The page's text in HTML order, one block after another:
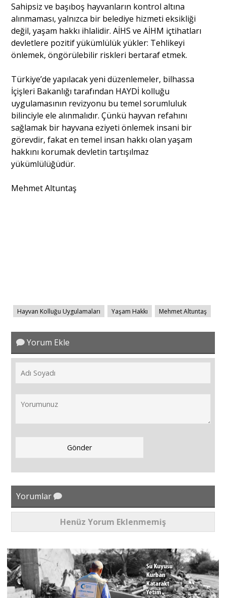
Sahipsiz ve başıboş hayvanların kontrol altına
alınmaması, yalnızca bir belediye hizmeti eksikliği
değil, yaşam hakkı ihlalidir. AİHS ve AİHM içtihatları
devletlere pozitif yükümlülük yükler: Tehlikeyi
önlemek, öngörülebilir riskleri bertaraf etmek.
Türkiye’de yapılacak yeni düzenlemeler, bilhassa
İçişleri Bakanlığı tarafından HAYDİ kolluğu
uygulamasının revizyonu bu temel sorumluluk
bilinciyle ele alınmalıdır. Çünkü hayvan refahını
sağlamak bir hayvana eziyeti önlemek insani bir
görevdir, fakat en temel insan hakkı olan yaşam
hakkını korumak devletin tartışılmaz
yükümlülüğüdür.
Mehmet Altuntaş
Hayvan Kolluğu Uygulamaları Yaşam Hakkı Mehmet Altuntaş
Yorum Ekle
Yorumlar
Henüz Yorum Eklenmemiş